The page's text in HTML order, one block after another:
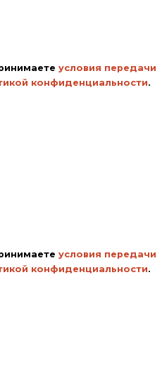
условия передачи
конфиденциальности.
условия передачи
конфиденциальности.